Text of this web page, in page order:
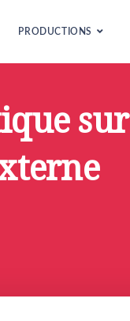
PRODUCTIONS
sur